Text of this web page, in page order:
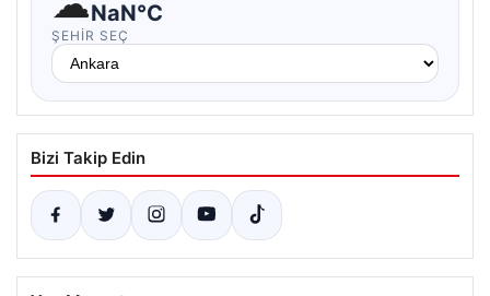
NaN°C
ŞEHIR SEÇ
Bizi Takip Edin